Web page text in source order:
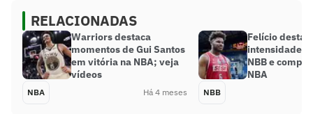
RELACIONADAS
Warriors destaca
momentos de Gui Santos
em vitória na NBA; veja
vídeos
NBA Há 4 meses
Felício
intensidade
NBB e
NBA
NBB